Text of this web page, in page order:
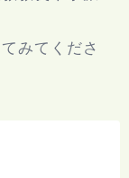
みてくださ